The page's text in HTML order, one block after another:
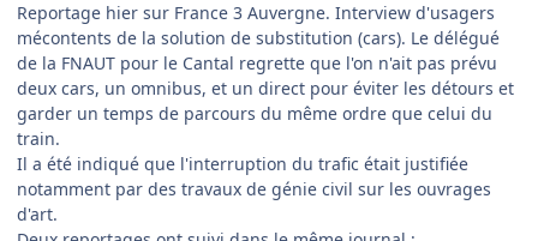
Reportage hier sur France 3 Auvergne. Interview d'usagers
mécontents de la solution de substitution (cars). Le délégué
de la FNAUT pour le Cantal regrette que l'on n'ait pas prévu
deux cars, un omnibus, et un direct pour éviter les détours et
garder un temps de parcours du même ordre que celui du
train.
Il a été indiqué que l'interruption du trafic était justifiée
notamment par des travaux de génie civil sur les ouvrages
d'art.